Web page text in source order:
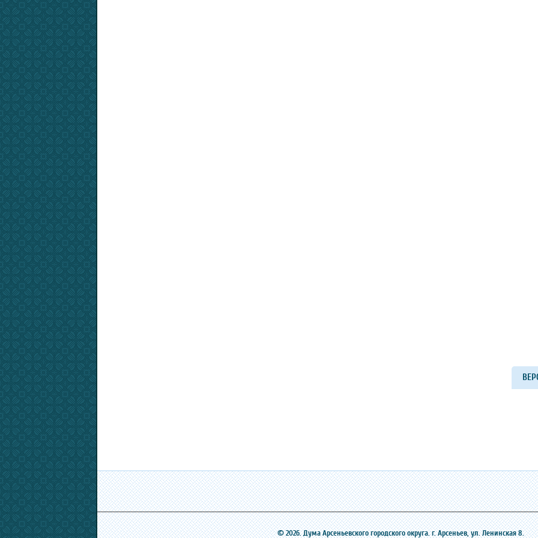
© 2026. Дума Арсеньевского городского округа. г. Арсеньев, ‎ул. Ленинская 8.